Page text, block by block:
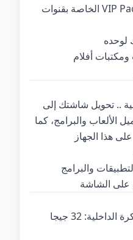
⚠ مع امكانية اضافة VIP Package الخاصة بقنوات
لوحده
أفلام
.. تحويل شاشتك إلى
الألعاب والبرامج، كما
هذا الجهاز
والبرامج
على الشاشة